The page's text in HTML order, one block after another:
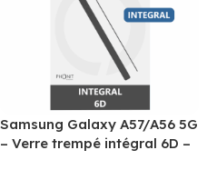
Samsung Galaxy A57/A56 5G
– Verre trempé intégral 6D –